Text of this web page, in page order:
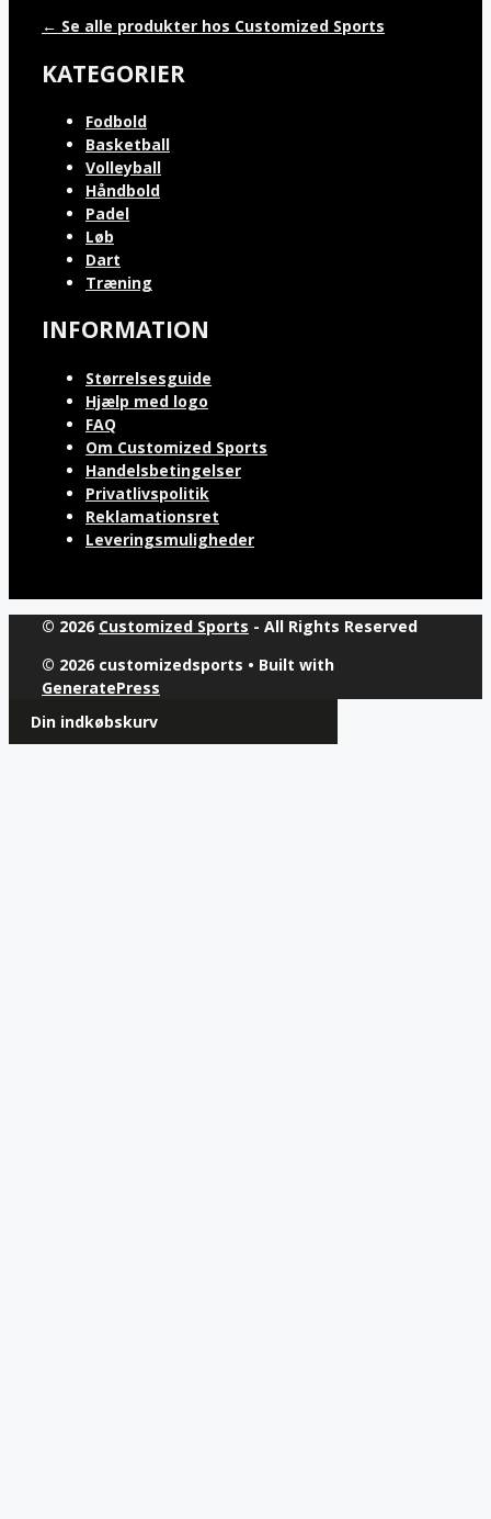
← Se alle produkter hos Customized Sports
KATEGORIER
Fodbold
Basketball
Volleyball
Håndbold
Padel
Løb
Dart
Træning
INFORMATION
Størrelsesguide
Hjælp med logo
FAQ
Om Customized Sports
Handelsbetingelser
Privatlivspolitik
Reklamationsret
Leveringsmuligheder
© 2026 Customized Sports - All Rights Reserved
© 2026 customizedsports • Built with
GeneratePress
Din indkøbskurv